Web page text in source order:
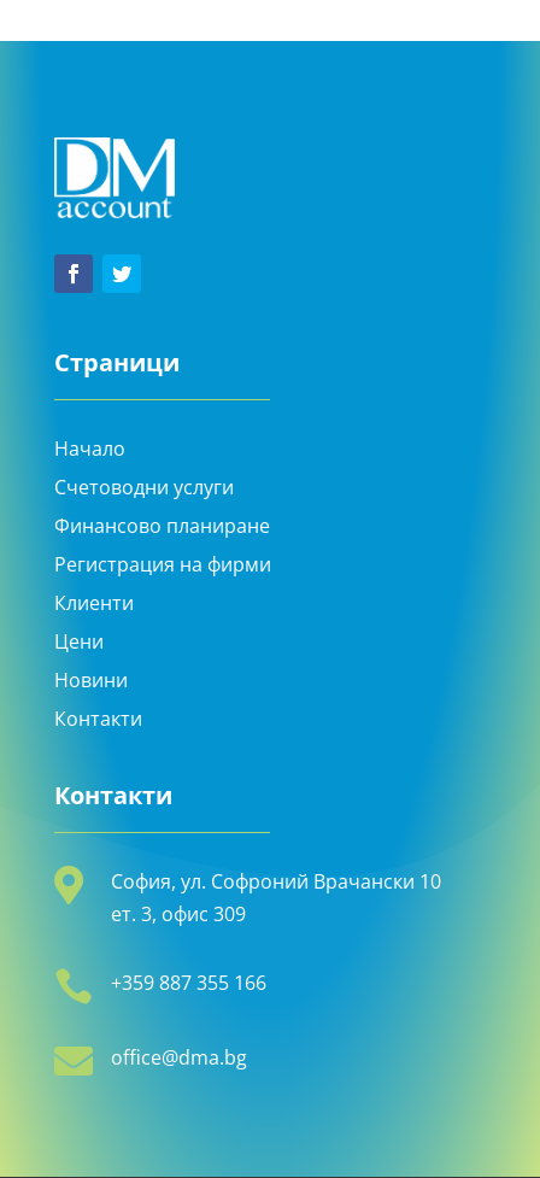
Страници
Начало
Счетоводни услуги
Финансово планиране
Регистрация на фирми
Клиенти
Цени
Новини
Контакти
Контакти

София, ул. Софроний Врачански 10
ет. 3, офис 309
 +359 887 355 166
 office@dma.bg